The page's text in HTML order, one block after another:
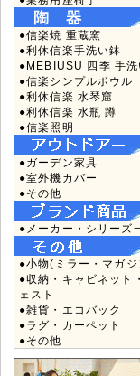
●信楽焼 重蔵窯
●利休信楽手洗い鉢
●MEBIUSU 四季 手洗
●信楽シンプルボウル
●利休信楽 水琴窟
●利休信楽 水瓶 蹲
●信楽照明
●ガーデン家具
●室外機カバー
●その他
●メーカー・シリーズ
●小物(ミラー・マガジ
●収納・キャビネット
ェスト
●雑貨・エコバック
●ラグ・カーペット
●その他